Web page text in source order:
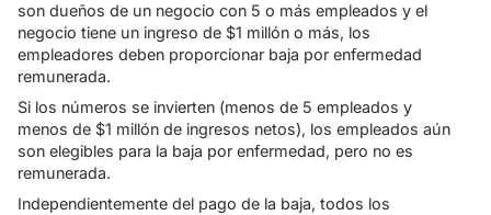
son dueños de un negocio con 5 o más empleados y el
negocio tiene un ingreso de $1 millón o más, los
empleadores deben proporcionar baja por enfermedad
remunerada.
Si los números se invierten (menos de 5 empleados y
menos de $1 millón de ingresos netos), los empleados aún
son elegibles para la baja por enfermedad, pero no es
remunerada.
Independientemente del pago de la baja, todos los